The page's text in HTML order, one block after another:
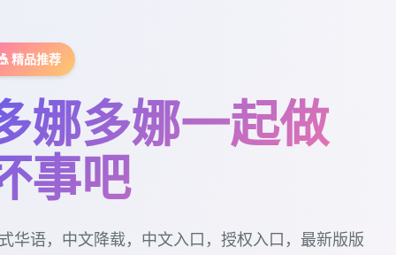
精品推荐
娜多娜一起做
事吧
华语，中文降载，中文入口，授权入口，最新版版